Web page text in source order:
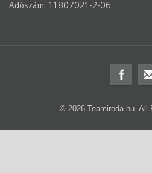
Adószám: 11807021-2-06
© 2026 Teamiroda.hu. All